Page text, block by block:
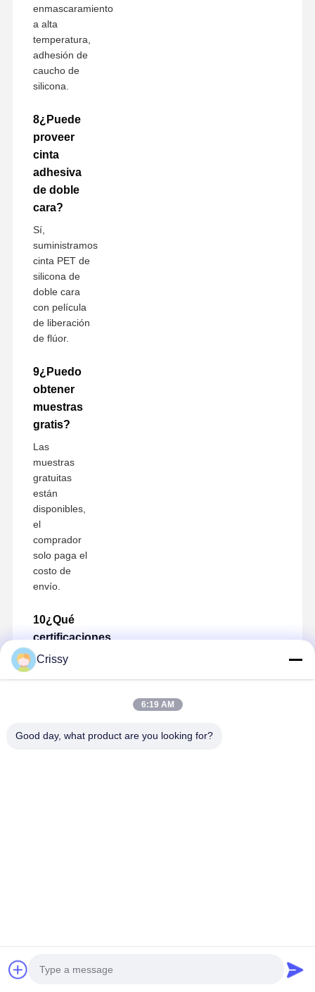
enmascaramiento
a alta
temperatura,
adhesión de
caucho de
silicona.
8¿Puede
proveer
cinta
adhesiva
de doble
cara?
Sí,
suministramos
cinta PET de
silicona de
doble cara
con película
de liberación
de flúor.
9¿Puedo
obtener
muestras
gratis?
Las
muestras
gratuitas
están
disponibles,
el
comprador
solo paga el
costo de
envío.
10¿Qué
certificaciones
tienes?
ISO 14001
11¿Cuál
Miss. Matilda
Crissy
6:19 AM
Good day, what product are you looking for?